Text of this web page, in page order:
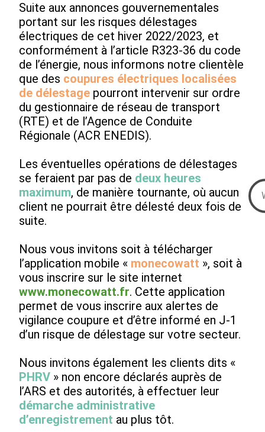
Suite aux annonces gouvernementales
portant sur les risques délestages
électriques de cet hiver 2022/2023, et
conformément à l’article R323-36 du code
de l’énergie, nous informons notre clientèle
que des coupures électriques localisées
de délestage pourront intervenir sur ordre
du gestionnaire de réseau de transport
(RTE) et de l’Agence de Conduite
Régionale (ACR ENEDIS).
Les éventuelles opérations de délestages
se feraient par pas de deux heures
maximum, de manière tournante, où aucun
client ne pourrait être délesté deux fois de
suite.
Nous vous invitons soit à télécharger
l’application mobile « monecowatt », soit à
vous inscrire sur le site internet
www.monecowatt.fr. Cette application
permet de vous inscrire aux alertes de
vigilance coupure et d’être informé en J-1
d’un risque de délestage sur votre secteur.
Nous invitons également les clients dits «
PHRV » non encore déclarés auprès de
l’ARS et des autorités, à effectuer leur
démarche administrative
d’enregistrement au plus tôt.